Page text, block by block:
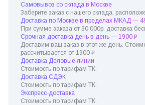
Самовывоз со склада в Москве
Заберите заказ с нашего склада,
Доставка по Москве в пределах МКАД —
При сумме заказа от 30 000р. доставка
Срочная доставка день в день — 1900 ₽
Доставим ваш заказ в этот же день.
рассчитывается от 1900 ₽
Доставка Деловые линии
Стоимость по тарифам ТК.
Доставка СДЭК
Стоимость по тарифам ТК.
Экспресс-доставка
Стоимость по тарифам ТК.